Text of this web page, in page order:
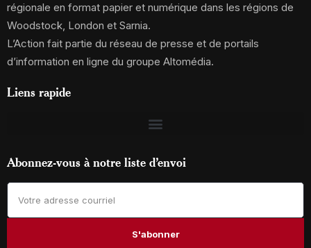
régionale en format papier et numérique dans les régions de
Woodstock, London et Sarnia.
L’Action fait partie du réseau de presse et de portails
d’information en ligne du groupe Altomédia.
Liens rapide
Abonnez-vous à notre liste d’envoi